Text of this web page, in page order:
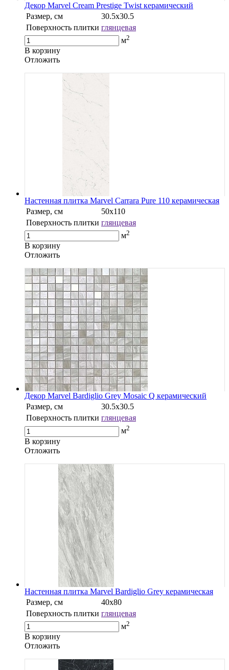
Декор Marvel Cream Prestige Twist керамический
Размер, см
30.5х30.5
Поверхность плитки глянцевая
м2
В корзину
Oтложить
Настенная плитка Marvel Carrara Pure 110 керамическая
Размер, см
50х110
Поверхность плитки глянцевая
м2
В корзину
Oтложить
Декор Marvel Bardiglio Grey Mosaic Q керамический
Размер, см
30.5х30.5
Поверхность плитки глянцевая
м2
В корзину
Oтложить
Настенная плитка Marvel Bardiglio Grey керамическая
Размер, см
40х80
Поверхность плитки глянцевая
м2
В корзину
Oтложить